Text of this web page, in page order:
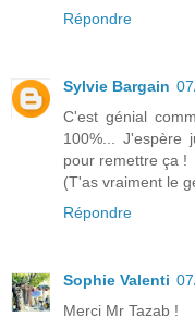
Répondre
Sylvie Bargain
C'est génial
100%... J'espère
pour remettre ça !
(T'as vraiment le
Répondre
Sophie Valenti
Merci Mr Tazab !